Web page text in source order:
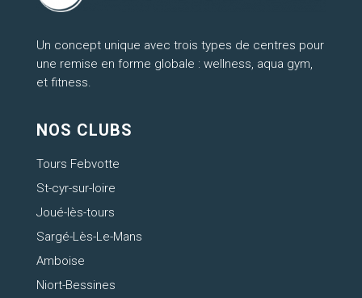
Un concept unique avec trois types de centres pour
une remise en forme globale : wellness, aqua gym,
et fitness.
NOS CLUBS
Tours Febvotte
St-cyr-sur-loire
Joué-lès-tours
Sargé-Lès-Le-Mans
Amboise
Niort-Bessines